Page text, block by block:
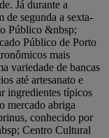
Já durante a
de segunda a sexta-
Público &nbsp;
Público de Porto
mais
variedade de bancas
até artesanato e
ingredientes típicos
mercado abriga
conhecido por
Centro Cultural